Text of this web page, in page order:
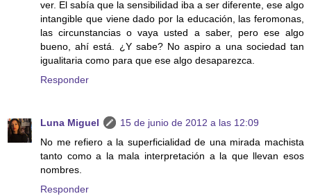
ver. El sabía que la sensibilidad iba a ser diferente, ese algo
intangible que viene dado por la educación, las feromonas,
las circunstancias o vaya usted a saber, pero ese algo
bueno, ahí está. ¿Y sabe? No aspiro a una sociedad tan
igualitaria como para que ese algo desaparezca.
Responder
Luna Miguel
15 de junio de 2012 a las 12:09
No me refiero a la superficialidad de una mirada machista
tanto como a la mala interpretación a la que llevan esos
nombres.
Responder